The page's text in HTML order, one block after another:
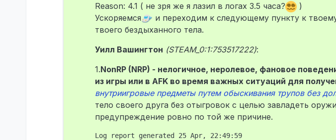
Reason: 4.1 ( не зря же я лазил в логах 3.5 часа?
)
Ускоряемся
и переходим к следующему пункту к
твоего бездыханного тела.
Уилл Вашингтон (STEAM_0:1:753517222):
1.NonRP (NRP) - нелогичное, неролевое, фановое
из игры или в AFK во время важных ситуаций для
внутриигровые предметы путем обыскивания трупов без
тело своего друга без отыгровок с целью завладеть
предупреждение ровно по той же причине.
Log report generated 25 Apr, 22:49:59